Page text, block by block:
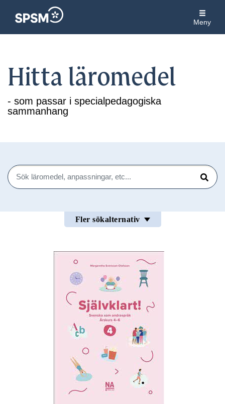
Meny
Hitta läromedel
- som passar i specialpedagogiska
sammanhang
Sök
Sök
Fler sökalternativ